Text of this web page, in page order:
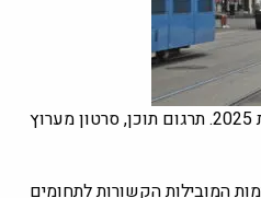
.המדינות הבטוחות בעולם בשנת 2025. תרגום תוכן, סרטון מערוץ
המובילות הקשורות לתחומים